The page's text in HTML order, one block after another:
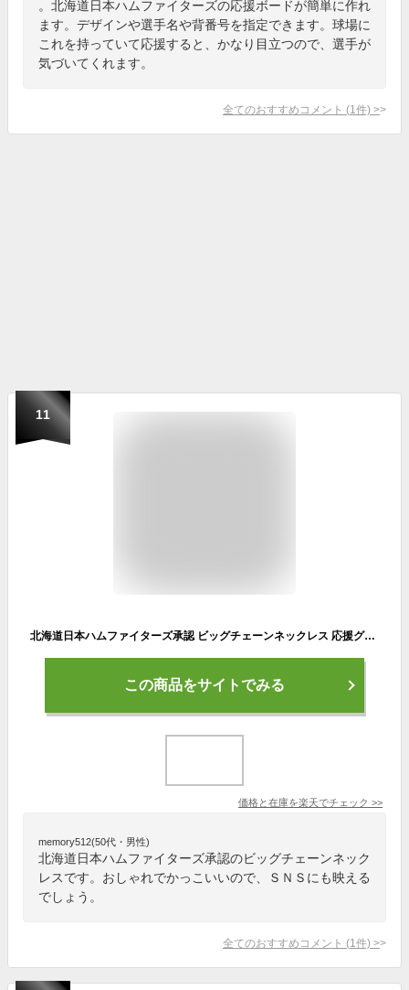
。北海道日本ハムファイターズの応援ボードが簡単に作れ
ます。デザインや選手名や背番号を指定できます。球場に
これを持っていて応援すると、かなり目立つので、選手が
気づいてくれます。
全てのおすすめコメント (1 件) >
11
北海道日本ハムファイターズ承認 ビッグチェーンネックレス 応援グッズ 推し活 野球観戦 スポーツ観戦 ファッションアイテム 映え バズる おしゃれ コーデ 日ハム ファイターズ グッズ LOVEFIGHTERS エスコンフィールド プレゼント ギフト メンズ ユニセックス
この商品をサイトでみる
価格と在庫を楽天でチェック >>
memory512(50代・男性)
北海道日本ハムファイターズ承認のビッグチェーンネック
レスです。おしゃれでかっこいいので、ＳＮＳにも映える
でしょう。
全てのおすすめコメント (1 件) >